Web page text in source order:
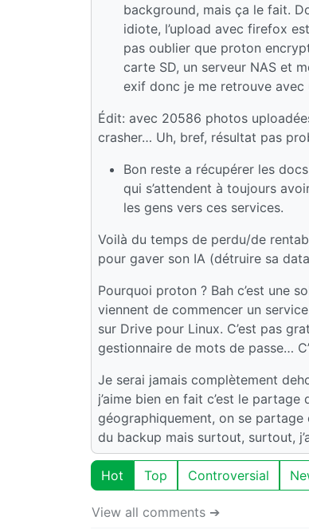
background, mais ça le fait.
idiote, l’upload avec firefox
pas oublier que proton
carte SD, un serveur NAS et
exif donc je me retrouve avec
Édit: avec 20586 photos
crasher… Uh, bref, résultat pas
Bon reste a récupérer les
qui s’attendent à toujours
les gens vers ces services.
Voilà du temps de perdu/de
pour gaver son IA (détruire sa
Pourquoi proton ? Bah c’est une
viennent de commencer un
sur Drive pour Linux. C’est pas
gestionnaire de mots de passe…
Je serai jamais complètement
j’aime bien en fait c’est le
géographiquement, on se partage
du backup mais surtout, surtout,
Hot Top Controversial
View all comments ➔